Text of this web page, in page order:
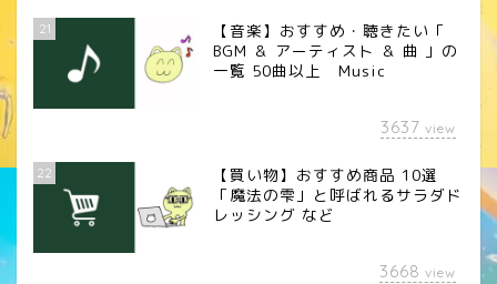
21
【音楽】おすすめ・聴きたい「
BGM ＆ アーティスト ＆ 曲 」の
一覧 50曲以上 Music
3637 view
22
【買い物】おすすめ商品 10選
「魔法の雫」と呼ばれるサラダド
レッシング など
3668 view